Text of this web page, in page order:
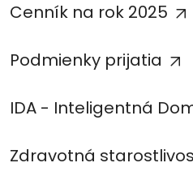
Cenník na rok 2025
Podmienky prijatia
IDA - Inteligentná
Zdravotná